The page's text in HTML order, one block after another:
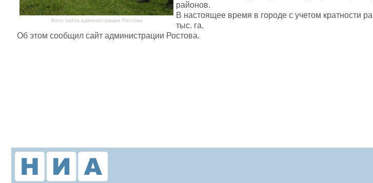
Фото сайта администрации Ростова
районов.
В настоящее время в городе с учетом кратности
тыс. га.
Об этом сообщил сайт администрации Ростова.